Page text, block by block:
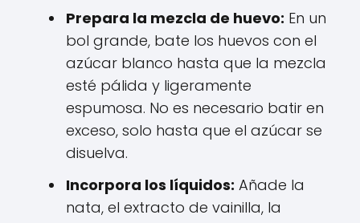
Prepara la mezcla de huevo: En un
bol grande, bate los huevos con el
azúcar blanco hasta que la mezcla
esté pálida y ligeramente
espumosa. No es necesario batir en
exceso, solo hasta que el azúcar se
disuelva.
Incorpora los líquidos: Añade la
nata, el extracto de vainilla, la